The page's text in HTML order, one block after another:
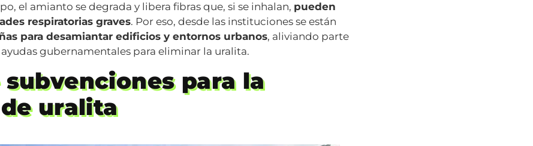
el amianto se degrada y libera fibras que, si se inhalan, pueden
respiratorias graves. Por eso, desde las instituciones se están
para desamiantar edificios y entornos urbanos, aliviando parte
gubernamentales para eliminar la uralita.
subvenciones para la
uralita